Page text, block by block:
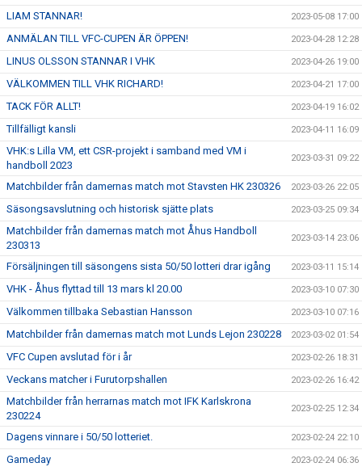
LIAM STANNAR! 2023-05-08 17:00
ANMÄLAN TILL VFC-CUPEN ÄR ÖPPEN! 2023-04-28 12:28
LINUS OLSSON STANNAR I VHK 2023-04-26 19:00
VÄLKOMMEN TILL VHK RICHARD! 2023-04-21 17:00
TACK FÖR ALLT! 2023-04-19 16:02
Tillfälligt kansli 2023-04-11 16:09
VHK:s Lilla VM, ett CSR-projekt i samband med VM i
handboll 2023
2023-03-31 09:22
Matchbilder från damernas match mot Stavsten HK 230326 2023-03-26 22:05
Säsongsavslutning och historisk sjätte plats 2023-03-25 09:34
Matchbilder från damernas match mot Åhus Handboll
230313
2023-03-14 23:06
Försäljningen till säsongens sista 50/50 lotteri drar igång 2023-03-11 15:14
VHK - Åhus flyttad till 13 mars kl 20.00 2023-03-10 07:30
Välkommen tillbaka Sebastian Hansson 2023-03-10 07:16
Matchbilder från damernas match mot Lunds Lejon 230228 2023-03-02 01:54
VFC Cupen avslutad för i år 2023-02-26 18:31
Veckans matcher i Furutorpshallen 2023-02-26 16:42
Matchbilder från herrarnas match mot IFK Karlskrona
230224
2023-02-25 12:34
Dagens vinnare i 50/50 lotteriet. 2023-02-24 22:10
Gameday 2023-02-24 06:36